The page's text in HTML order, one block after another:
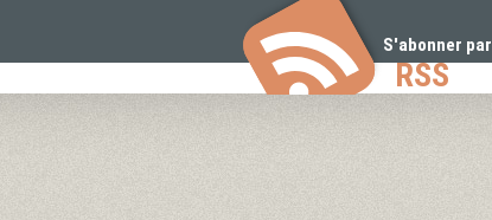
S'abonner par
RSS